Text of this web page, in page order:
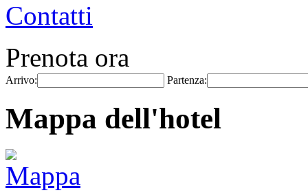
Contatti
Prenota ora
Arrivo: Partenza:
Mappa dell'hotel